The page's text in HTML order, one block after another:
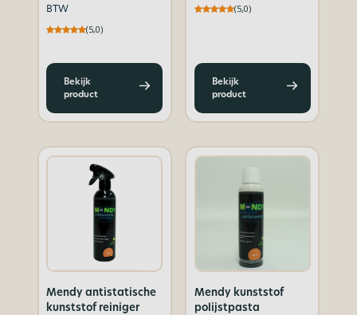
BTW
(5,0)
Bekijk
product
(5,0)
Bekijk
product
Mendy antistatische
kunststof reiniger
Mendy kunststof
polijstpasta